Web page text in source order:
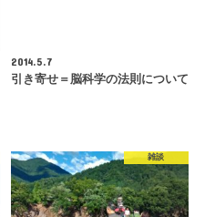
2014.5.7
引き寄せ＝脳科学の法則について
雑談